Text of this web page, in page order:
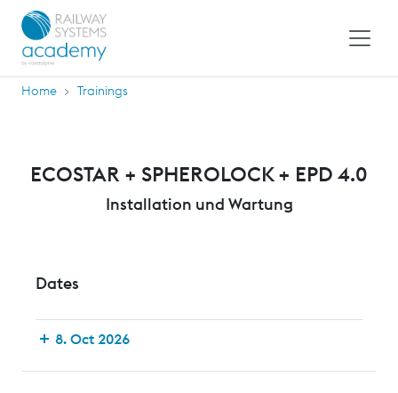
Home Trainings
ECOSTAR + SPHEROLOCK + EPD 4.0
Installation und Wartung
Dates
8. Oct 2026